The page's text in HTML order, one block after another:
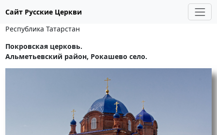
Сайт Русские Церкви
Республика Татарстан
Покровская церковь.
Альметьевский район, Рокашево село.